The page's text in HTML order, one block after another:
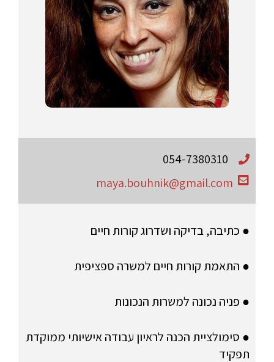
054-7380310
maya.bouhnik@gmail.com
● כתיבה, בדיקה ושדרוג קורות חיים
● התאמת קורות חיים למשרה ספציפית
● פניה נכונה למשרות הנכונות
● סימולציית הכנה לראיון עבודה אישיותי ממוקדת
תפקיד